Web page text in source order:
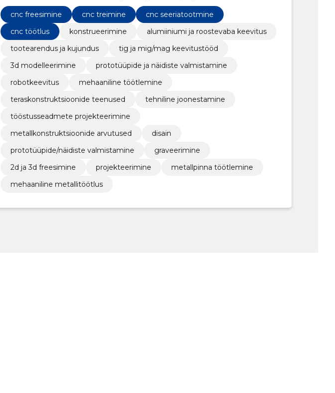
teraskonstruktsioonide teenused
cnc freesimine cnc treimine
cnc seeriatootmine
cnc töötlus
konstrueerimine
alumiiniumi ja roostevaba keevitus
tootearendus ja kujundus
tig ja mig/mag keevitustööd
3d modelleerimine
prototüüpide ja näidiste valmistamine
robotkeevitus
mehaaniline töötlemine
teraskonstruktsioonide teenused
tehniline joonestamine
tööstusseadmete projekteerimine
metallkonstruktsioonide arvutused
disain
prototüüpide/näidiste valmistamine
graveerimine
2d ja 3d freesimine
projekteerimine
metallpinna töötlemine
mehaaniline metallitöötlus